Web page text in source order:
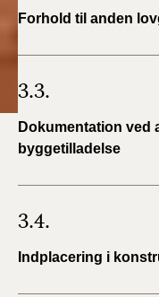
Forhold til anden
3.3.
Dokumentation ved
byggetilladelse
3.4.
Indplacering i